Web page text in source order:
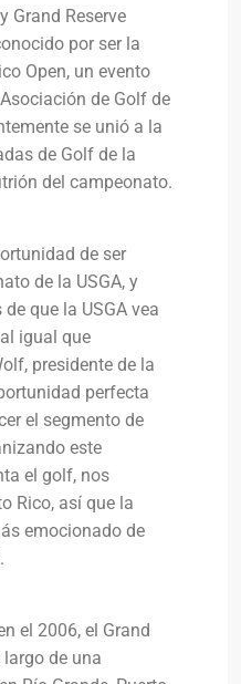
Grand Reserve
por ser la
Open, un evento
de Golf de
se unió a la
de Golf de la
del campeonato.
de ser
de la USGA, y
que la USGA vea
igual que
presidente de la
perfecta
el segmento de
este
el golf, nos
Rico, así que la
emocionado de
el 2006, el Grand
largo de una